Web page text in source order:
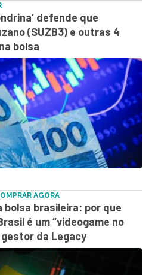
defende que
(SUZB3) e outras 4
bolsa
AGORA
bolsa brasileira: por que
é um “videogame no
da Legacy